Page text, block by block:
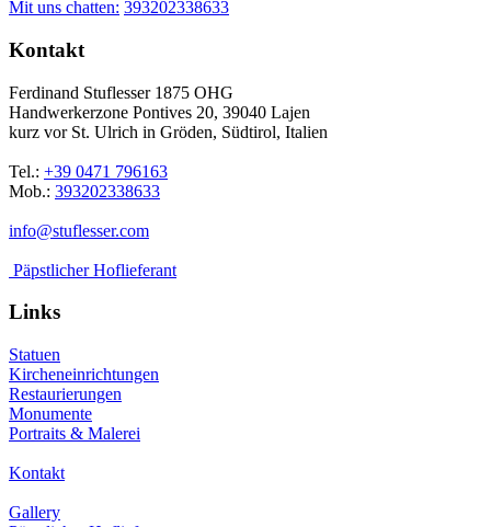
Mit uns chatten: 393202338633
Kontakt
Ferdinand Stuflesser 1875 OHG
Handwerkerzone Pontives 20, 39040 Lajen
kurz vor St. Ulrich in Gröden, Südtirol, Italien
Tel.: +39 0471 796163
Mob.: 393202338633
info@stuflesser.com
Päpstlicher Hoflieferant
Links
Statuen
Kircheneinrichtungen
Restaurierungen
Monumente
Portraits & Malerei
Kontakt
Gallery